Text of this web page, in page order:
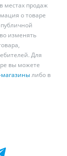
местах продаж
о товаре
изменять
Для
вы можете
магазинылибо в